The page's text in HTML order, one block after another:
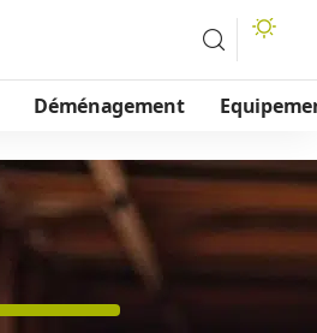
Déménagement